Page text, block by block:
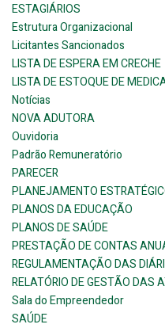
ESTAGIÁRIOS
Estrutura Organizacional
Licitantes Sancionados
LISTA DE ESPERA EM CRECHE
LISTA DE ESTOQUE DE
Notícias
NOVA ADUTORA
Ouvidoria
Padrão Remuneratório
PARECER
PLANEJAMENTO
PLANOS DA EDUCAÇÃO
PLANOS DE SAÚDE
PRESTAÇÃO DE CONTAS
REGULAMENTAÇÃO DAS
RELATÓRIO DE GESTÃO DAS
Sala do Empreendedor
SAÚDE